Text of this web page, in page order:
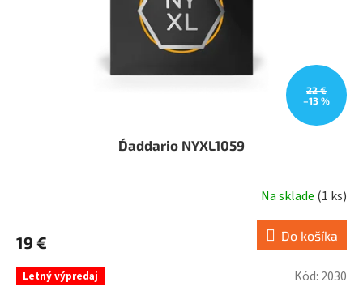
22 €
–13 %
D´addario NYXL1059
Na sklade (1 ks)
19 € Do košíka
Letný výpredaj Kód: 2030